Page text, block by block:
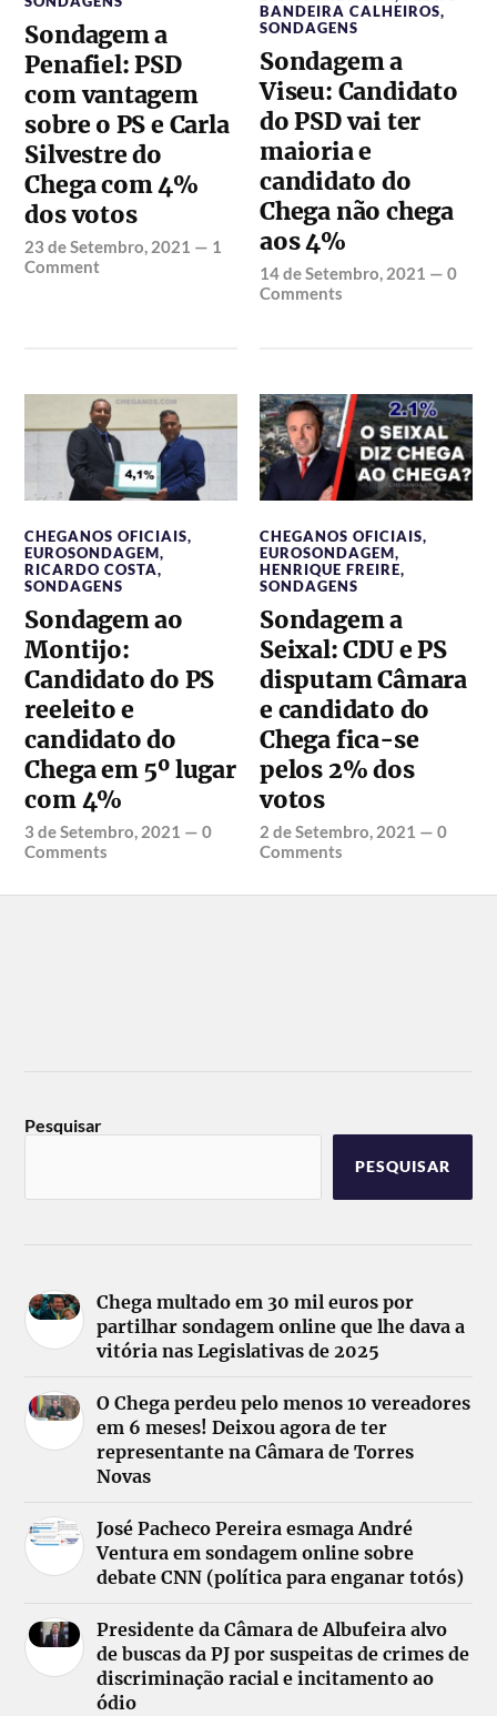
Sondagem a
Penafiel: PSD
com vantagem
sobre o PS e Carla
Silvestre do
Chega com 4%
dos votos
23 de Setembro, 2021 — 1
Comment
BANDEIRA CALHEIROS,
SONDAGENS
Sondagem a
Viseu: Candidato
do PSD vai ter
maioria e
candidato do
Chega não chega
aos 4%
14 de Setembro, 2021 —0
Comments
CHEGANOS OFICIAIS,
EUROSONDAGEM,
RICARDO COSTA,
SONDAGENS
Sondagem ao
Montijo:
Candidato do PS
reeleito e
candidato do
Chega em 5º lugar
com 4%
3 de Setembro, 2021 —0
Comments
CHEGANOS OFICIAIS,
EUROSONDAGEM,
HENRIQUE FREIRE,
SONDAGENS
Sondagem a
Seixal: CDU e PS
disputam Câmara
e candidato do
Chega fica-se
pelos 2% dos
votos
2 de Setembro, 2021 —0
Comments
Pesquisar
PESQUISAR
Chega multado em 30 mil euros por
partilhar sondagem online que lhe dava a
vitória nas Legislativas de 2025
O Chega perdeu pelo menos 10 vereadores
em 6 meses! Deixou agora de ter
representante na Câmara de Torres
Novas
José Pacheco Pereira esmaga André
Ventura em sondagem online sobre
debate CNN (política para enganar totós)
Presidente da Câmara de Albufeira alvo
de buscas da PJ por suspeitas de crimes de
discriminação racial e incitamento ao
ódio